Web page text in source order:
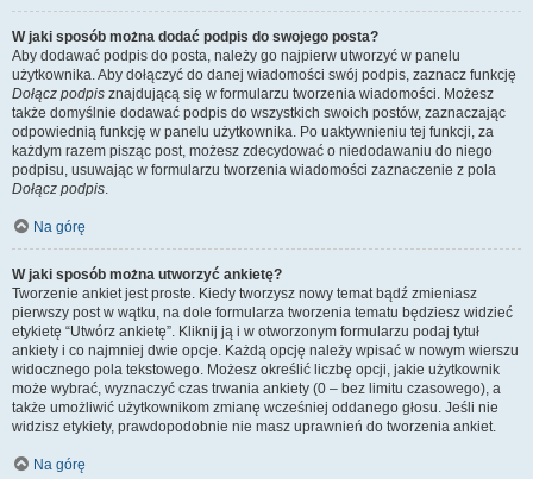
W jaki sposób można dodać podpis do swojego posta?
Aby dodawać podpis do posta, należy go najpierw utworzyć w panelu
użytkownika. Aby dołączyć do danej wiadomości swój podpis, zaznacz funkcję
Dołącz podpis znajdującą się w formularzu tworzenia wiadomości. Możesz
także domyślnie dodawać podpis do wszystkich swoich postów, zaznaczając
odpowiednią funkcję w panelu użytkownika. Po uaktywnieniu tej funkcji, za
każdym razem pisząc post, możesz zdecydować o niedodawaniu do niego
podpisu, usuwając w formularzu tworzenia wiadomości zaznaczenie z pola
Dołącz podpis.
Na górę
W jaki sposób można utworzyć ankietę?
Tworzenie ankiet jest proste. Kiedy tworzysz nowy temat bądź zmieniasz
pierwszy post w wątku, na dole formularza tworzenia tematu będziesz widzieć
etykietę “Utwórz ankietę”. Kliknij ją i w otworzonym formularzu podaj tytuł
ankiety i co najmniej dwie opcje. Każdą opcję należy wpisać w nowym wierszu
widocznego pola tekstowego. Możesz określić liczbę opcji, jakie użytkownik
może wybrać, wyznaczyć czas trwania ankiety (0 – bez limitu czasowego), a
także umożliwić użytkownikom zmianę wcześniej oddanego głosu. Jeśli nie
widzisz etykiety, prawdopodobnie nie masz uprawnień do tworzenia ankiet.
Na górę